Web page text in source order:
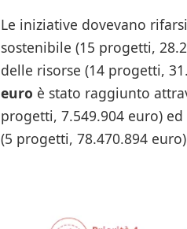
Le iniziative dovevano
sostenibile (15 progetti,
delle risorse (14 progetti,
euro è stato raggiunto
progetti, 7.549.904 euro)
(5 progetti, 78.470.894